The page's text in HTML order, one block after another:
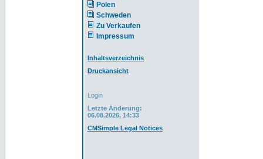
Polen
Schweden
Zu Verkaufen
Impressum
Inhaltsverzeichnis
Druckansicht
Login
Letzte Änderung:
06.08.2026, 14:33
CMSimple Legal Notices